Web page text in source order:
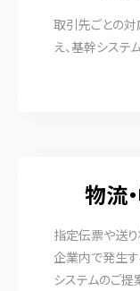
取引先ごとの
え、基幹システ
物流
指定伝票や送り
企業内で発生
システムのご提